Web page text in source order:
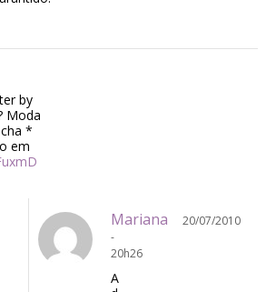
by
Moda
*
em
Mariana
20/07/2010
-
20h26
A